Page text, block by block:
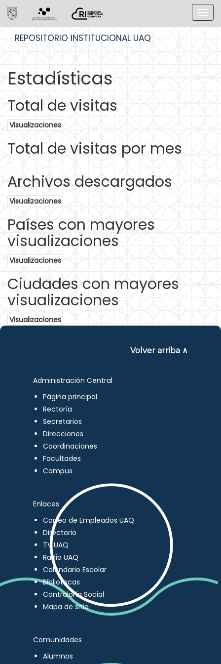
REPOSITORIO INSTITUCIONAL UAQ
Estadísticas
Total de visitas
Visualizaciones
Total de visitas por mes
Archivos descargados
Visualizaciones
Países con mayores
visualizaciones
Visualizaciones
Ciudades con mayores
visualizaciones
Visualizaciones
Volver arriba ∧
Administración Central
Página principal
Rectoría
Secretarios
Direcciones
Coordinaciones
Facultades
Campus
Enlaces
Correo de Empleados UAQ
Directorio
TV UAQ
Radio UAQ
Calendario Escolar
Bibliotecas
Contraloría Social
Mapa de sitio
Comunidades
Alumnos